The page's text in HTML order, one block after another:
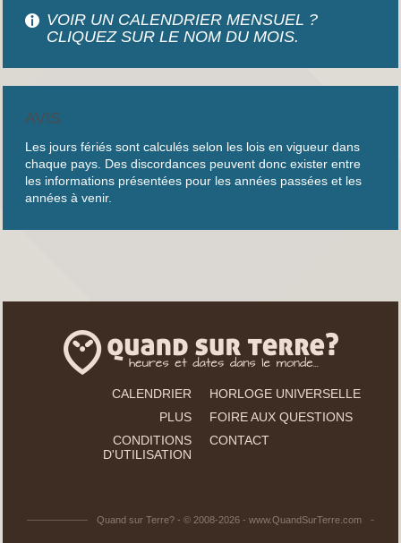
VOIR UN CALENDRIER MENSUEL ?
CLIQUEZ SUR LE NOM DU MOIS.
AVIS
Les jours fériés sont calculés selon les lois en vigueur dans
chaque pays. Des discordances peuvent donc exister entre
les informations présentées pour les années passées et les
années à venir.
CALENDRIER
HORLOGE UNIVERSELLE
PLUS
FOIRE AUX QUESTIONS
CONDITIONS
D'UTILISATION
CONTACT
Quand sur Terre? - © 2008-2026 - www.QuandSurTerre.com